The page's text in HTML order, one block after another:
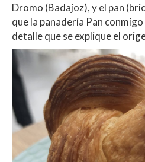
Dromo (Badajoz), y el pan
que la panadería Pan
detalle que se explique el